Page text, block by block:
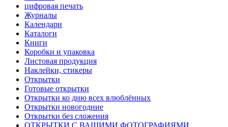
цифровая печать
Журналы
Календари
Каталоги
Книги
Коробки и упаковка
Листовая продукция
Наклейки, стикеры
Открытки
Готовые открытки
Открытки ко дню всех влюблённых
Открытки новогодние
Открытки без сложения
ОТКРЫТКИ С ВАШИМИ ФОТОГРАФИЯМИ